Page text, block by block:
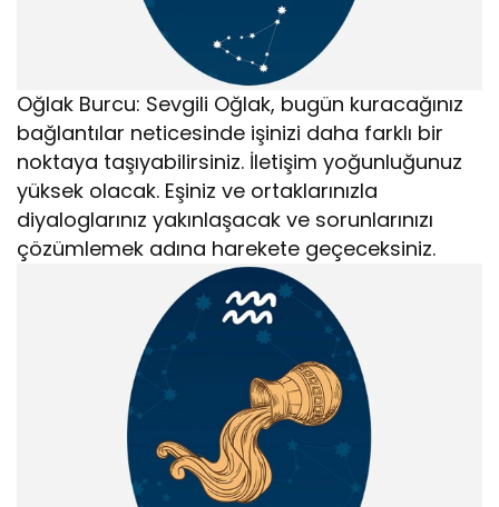
Oğlak Burcu: Sevgili Oğlak, bugün kuracağınız
bağlantılar neticesinde işinizi daha farklı bir
noktaya taşıyabilirsiniz. İletişim yoğunluğunuz
yüksek olacak. Eşiniz ve ortaklarınızla
diyaloglarınız yakınlaşacak ve sorunlarınızı
çözümlemek adına harekete geçeceksiniz.